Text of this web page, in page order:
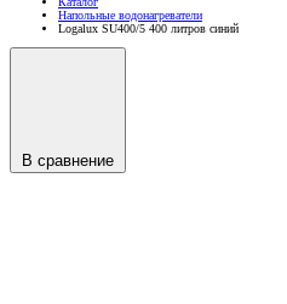
Напольные водонагреватели
Logalux SU400/5 400 литров синий
В сравнение